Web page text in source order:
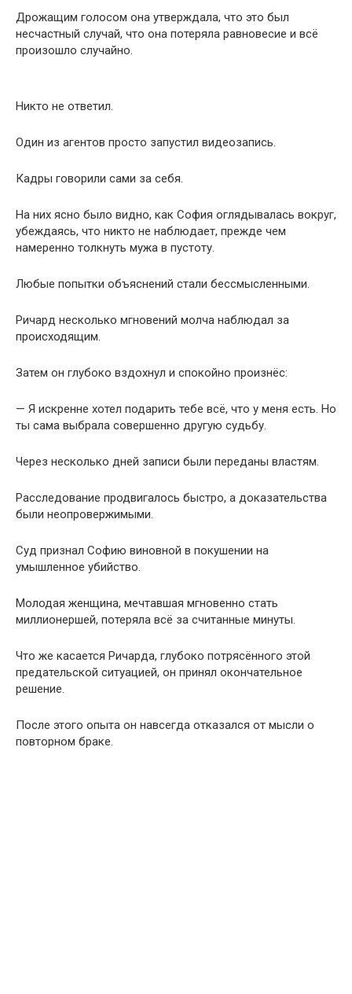
Дрожащим голосом она утверждала, что это был
несчастный случай, что она потеряла равновесие и всё
произошло случайно.
Никто не ответил.
Один из агентов просто запустил видеозапись.
Кадры говорили сами за себя.
На них ясно было видно, как София оглядывалась вокруг,
убеждаясь, что никто не наблюдает, прежде чем
намеренно толкнуть мужа в пустоту.
Любые попытки объяснений стали бессмысленными.
Ричард несколько мгновений молча наблюдал за
происходящим.
Затем он глубоко вздохнул и спокойно произнёс:
— Я искренне хотел подарить тебе всё, что у меня есть. Но
ты сама выбрала совершенно другую судьбу.
Через несколько дней записи были переданы властям.
Расследование продвигалось быстро, а доказательства
были неопровержимыми.
Суд признал Софию виновной в покушении на
умышленное убийство.
Молодая женщина, мечтавшая мгновенно стать
миллионершей, потеряла всё за считанные минуты.
Что же касается Ричарда, глубоко потрясённого этой
предательской ситуацией, он принял окончательное
решение.
После этого опыта он навсегда отказался от мысли о
повторном браке.